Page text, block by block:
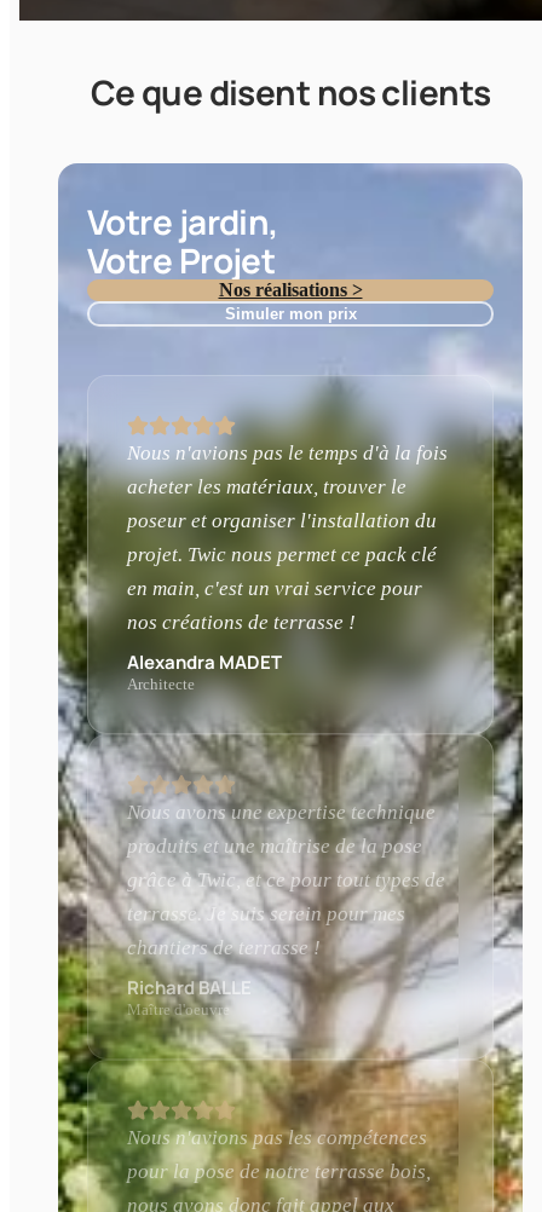
Ce que disent nos clients
Votre jardin,
Votre Projet
Nos réalisations >
Simuler mon prix
Nous n'avions pas le temps d'à la fois
acheter les matériaux, trouver le
poseur et organiser l'installation du
projet. Twic nous permet ce pack clé
en main, c'est un vrai service pour
nos créations de terrasse !
Alexandra MADET
Architecte
Nous avons une expertise technique
produits et une maîtrise de la pose
grâce à Twic, et ce pour tout types de
terrasse. Je suis serein pour mes
chantiers de terrasse !
Richard BALLE
Maître d'oeuvre
Nous n'avions pas les compétences
pour la pose de notre terrasse bois,
nous avons donc fait appel aux